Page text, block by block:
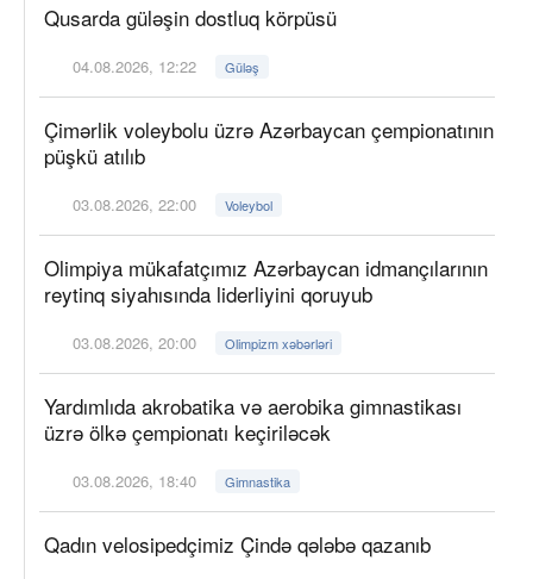
Qusarda güləşin dostluq körpüsü
04.08.2026, 12:22 Güləş
Çimərlik voleybolu üzrə Azərbaycan çempionatının
püşkü atılıb
03.08.2026, 22:00 Voleybol
Olimpiya mükafatçımız Azərbaycan idmançılarının
reytinq siyahısında liderliyini qoruyub
03.08.2026, 20:00 Olimpizm xəbərləri
Yardımlıda akrobatika və aerobika gimnastikası
üzrə ölkə çempionatı keçiriləcək
03.08.2026, 18:40 Gimnastika
Qadın velosipedçimiz Çində qələbə qazanıb